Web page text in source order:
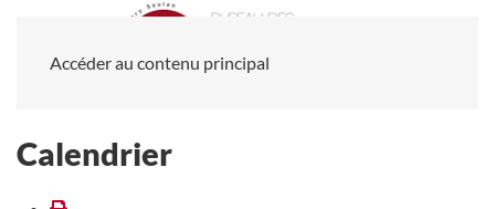
Accéder au contenu principal
Calendrier